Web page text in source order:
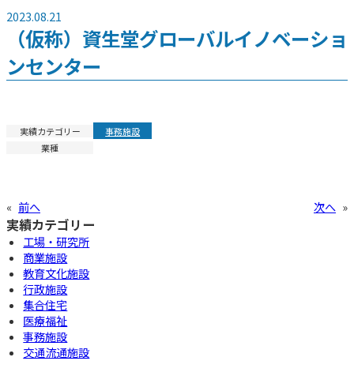
2023.08.21
（仮称）資生堂グローバルイノベーショ
ンセンター
実績カテゴリー
事務施設
業種
« 前へ 次へ »
実績カテゴリー
工場・研究所
商業施設
教育文化施設
行政施設
集合住宅
医療福祉
事務施設
交通流通施設